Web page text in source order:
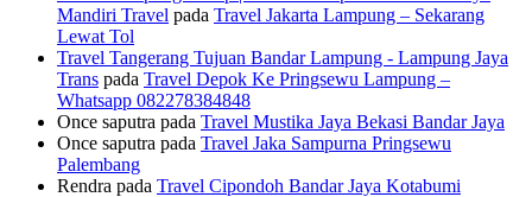
Mandiri Travel pada Travel Jakarta Lampung – Sekarang
Lewat Tol
Travel Tangerang Tujuan Bandar Lampung - Lampung Jaya
Trans pada Travel Depok Ke Pringsewu Lampung –
Whatsapp 082278384848
Once saputra pada Travel Mustika Jaya Bekasi Bandar Jaya
Once saputra pada Travel Jaka Sampurna Pringsewu
Palembang
Rendra pada Travel Cipondoh Bandar Jaya Kotabumi